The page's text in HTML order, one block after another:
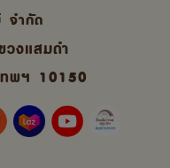
จํากัด
งแสมดำ
ทพฯ 10150